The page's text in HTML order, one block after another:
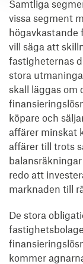
Samtliga
vissa segment
högavkastande
vill säga att
fastigheternas
stora
skall läggas om
köpare och
affärer minskat
affärer till trots
redo att
marknaden till
De stora
kommer